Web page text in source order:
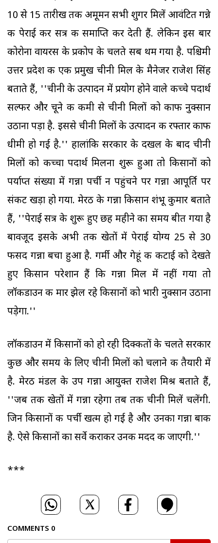
10 से 15 तारीख तक अमूमन सभी शुगर मिलें आवंटित गन्ने
की पेराई कर सत्र की समाप्ति कर देती हैं. लेकिन इस बार
कोरोना वायरस के प्रकोप के चलते सब थम गया है. पश्चिमी
उत्तर प्रदेश की एक प्रमुख चीनी मिल के मैनेजर राजेश सिंह
बताते हैं, ''चीनी के उत्पादन में प्रयोग होने वाले कच्चे पदार्थ
सल्फर और चूने की कमी से चीनी मिलों को काफी नुक्सान
उठाना पड़ा है. इससे चीनी मिलों के उत्पादन की रफ्तार काफी
धीमी हो गई है.'' हालांकि सरकार के दखल के बाद चीनी
मिलों को कच्चा पदार्थ मिलना शुरू हुआ तो किसानों को
पर्याप्त संख्या में गन्ना पर्ची न पहुंचने पर गन्ना आपूर्ति पर
संकट खड़ा हो गया. मेरठ के गन्ना किसान शंभू कुमार बताते
हैं, ''पेराई सत्र के शुरू हुए छह महीने का समय बीत गया है
बावजूद इसके अभी तक खेतों में पेराई योग्य 25 से 30
फीसद गन्ना बचा हुआ है. गर्मी और गेहूं की कटाई को देखते
हुए किसान परेशान हैं कि गन्ना मिल में नहीं गया तो
लॉकडाउन की मार झेल रहे किसानों को भारी नुक्सान उठाना
पड़ेगा.''
लॉकडाउन में किसानों को हो रही दिक्कतों के चलते सरकार
कुछ और समय के लिए चीनी मिलों को चलाने की तैयारी में
है. मेरठ मंडल के उप गन्ना आयुक्त राजेश मिश्र बताते हैं,
''जब तक खेतों में गन्ना रहेगा तब तक चीनी मिलें चलेंगी.
जिन किसानों की पर्ची खत्म हो गई है और उनका गन्ना बाकी
है. ऐसे किसानों का सर्वे कराकर उनकी मदद की जाएगी.''
***
COMMENTS 0